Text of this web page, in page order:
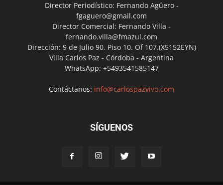
Director Periodístico: Fernando Agüero -
fgaguero@gmail.com
Director Comercial: Fernando Villa -
fernando.villa@fmazul.com
Dirección: 9 de Julio 90. Piso 10. Of 107.(X5152EYN)
Villa Carlos Paz - Córdoba - Argentina
WhatsApp: +5493541585147
Contáctanos: info@carlospazvivo.com
SÍGUENOS